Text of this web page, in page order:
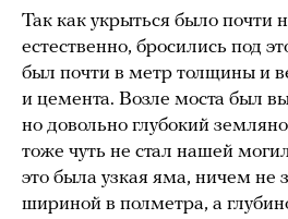
Так как укрыться было почти
естественно, бросились под
был почти в метр толщины и
и цемента. Возле моста был
но довольно глубокий
тоже чуть не стал нашей
это была узкая яма, ничем не
шириной в полметра, а